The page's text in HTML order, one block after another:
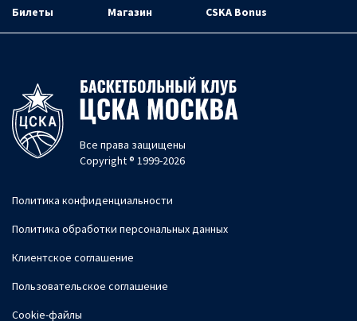
Билеты Магазин CSKA Bonus
Все права защищены
Copyright ® 1999-2026
Политика конфиденциальности
Политика обработки персональных данных
Клиентское соглашение
Пользовательское соглашение
Cookie-файлы